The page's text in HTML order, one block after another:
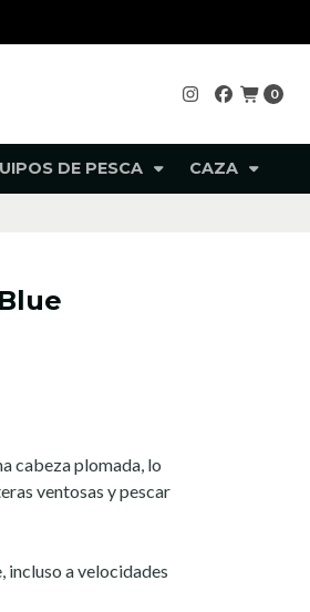
0
DE PESCA CAZA
cabeza plomada, lo
ventosas y pescar
incluso a velocidades